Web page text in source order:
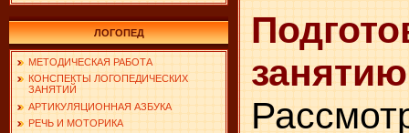
ЛОГОПЕД
МЕТОДИЧЕСКАЯ РАБОТА
КОНСПЕКТЫ ЛОГОПЕДИЧЕСКИХ
ЗАНЯТИЙ
АРТИКУЛЯЦИОННАЯ АЗБУКА
РЕЧЬ И МОТОРИКА